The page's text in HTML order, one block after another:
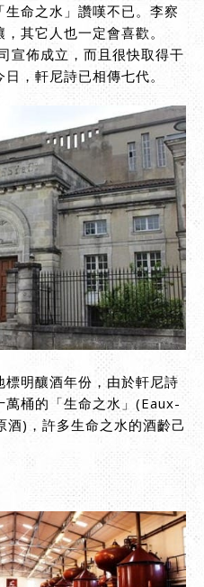
命之水」讚嘆不已。李察
其它人也一定會喜歡。
宣佈成立，而且很快取得干
，軒尼詩已相傳七代。
明釀酒年份，由於軒尼詩
萬桶的「生命之水」(Eaux-
)，許多生命之水的酒齡己